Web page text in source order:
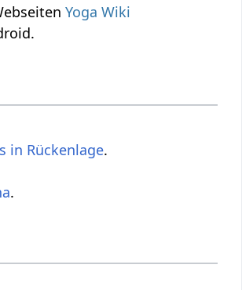
Yoga Wiki
in Rückenlage.
.